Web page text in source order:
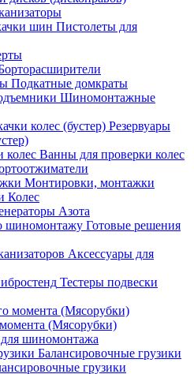
Пистолеты для
Подкатные домкраты
Шиномонтажные
Резервуары
Ванны для проверки колес
Монтировки, монтажки
Колес
Азота
Готовые решения
Аксессуары для
Тестеры подвески
(Мясорубки)
шиномонтажа
Балансировочные грузики